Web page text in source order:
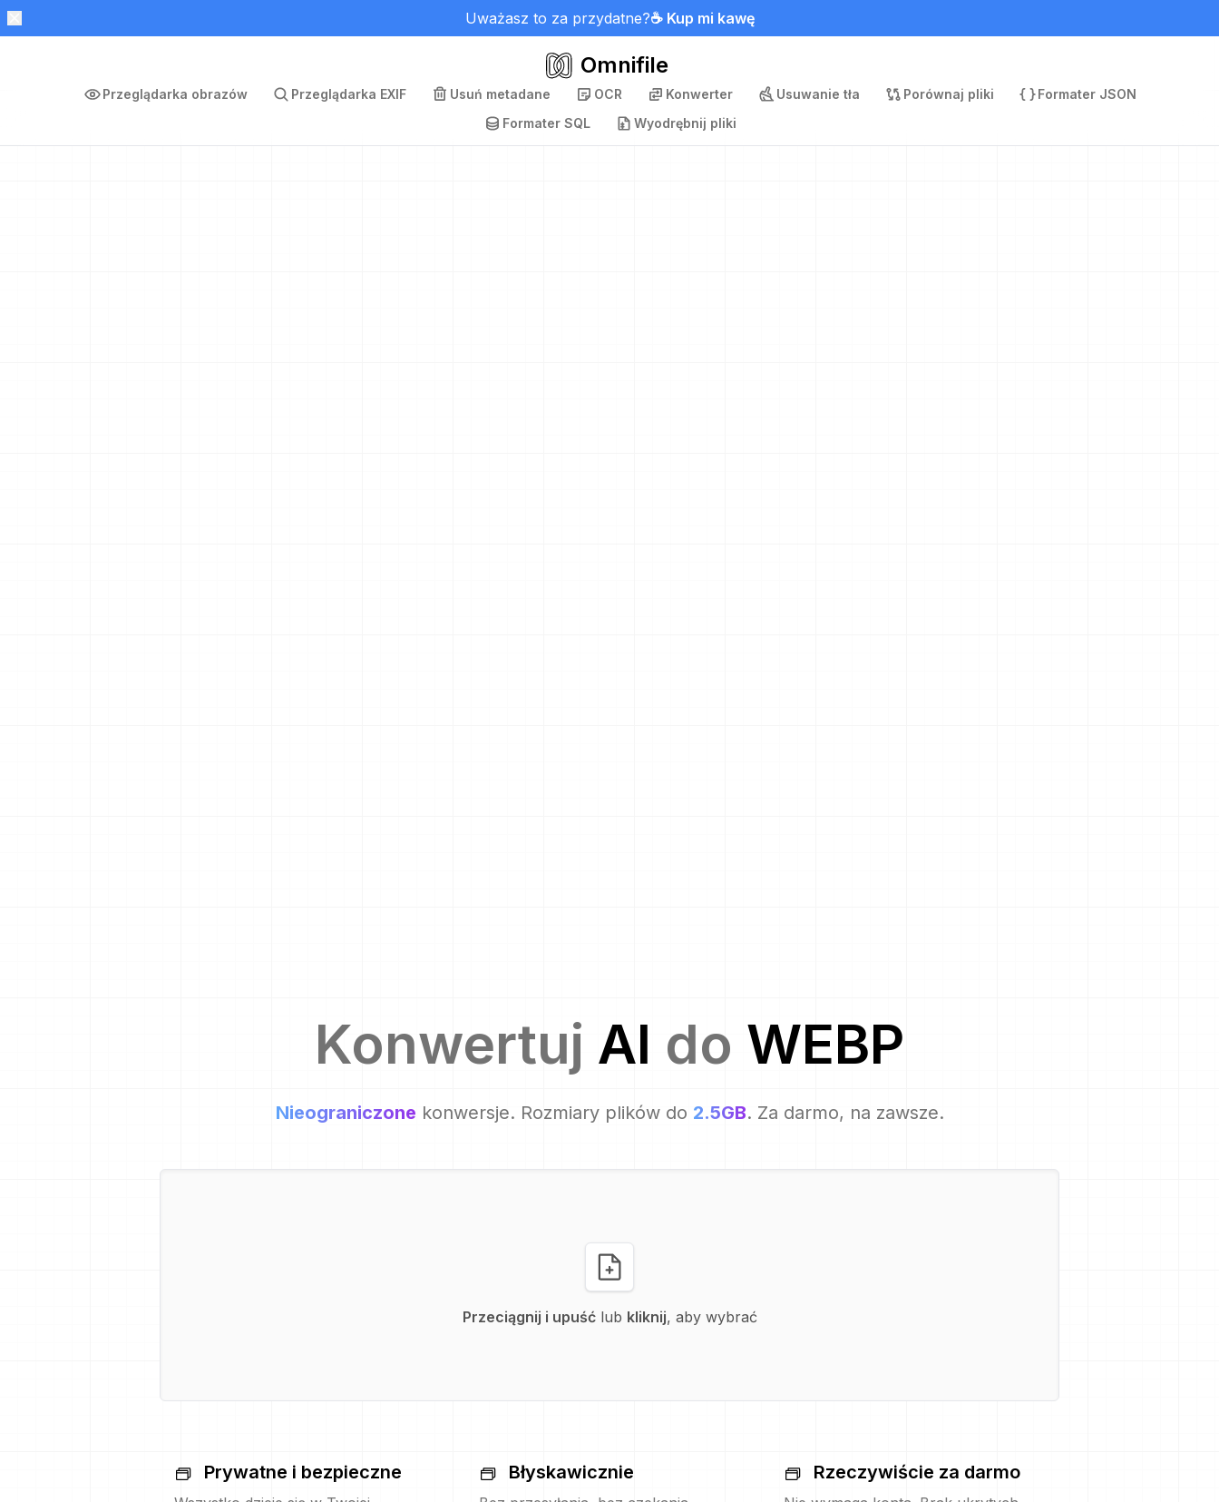
Uważasz to za przydatne?☕ Kup mi kawę
Omnifile
Przeglądarka obrazów Przeglądarka EXIF Usuń metadane OCR Konwerter Usuwanie tła Porównaj pliki
Formater JSON
Formater SQL
Wyodrębnij pliki
Konwertuj AI do WEBP
Nieograniczone konwersje. Rozmiary plików do 2.5GB. Za darmo, na zawsze.
Przeciągnij i upuść lub kliknij, aby wybrać
Prywatne i bezpieczne Błyskawicznie Rzeczywiście za darmo